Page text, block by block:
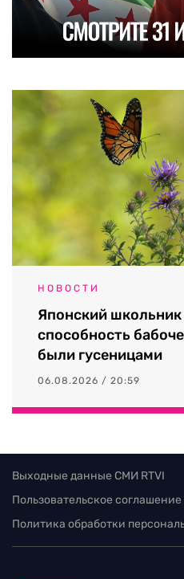
НОВОСТИ
Японский
способность
были гусеницами
06.08.2026 / 20:59
Выходные данные СМИ RTVI
Пользовательское соглашение
Политика обработки